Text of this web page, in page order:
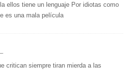
ellos tiene un lenguaje Por idiotas como
es una mala película
critican siempre tiran mierda a las